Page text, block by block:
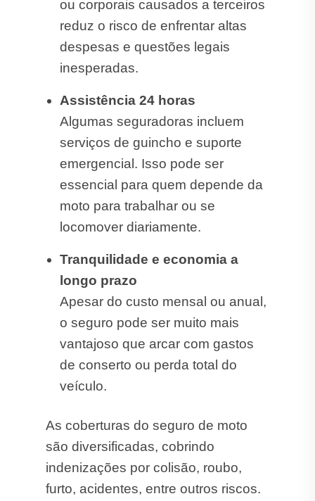
ou corporais causados a terceiros
reduz o risco de enfrentar altas
despesas e questões legais
inesperadas.
Assistência 24 horas
Algumas seguradoras incluem
serviços de guincho e suporte
emergencial. Isso pode ser
essencial para quem depende da
moto para trabalhar ou se
locomover diariamente.
Tranquilidade e economia a
longo prazo
Apesar do custo mensal ou anual,
o seguro pode ser muito mais
vantajoso que arcar com gastos
de conserto ou perda total do
veículo.
As coberturas do seguro de moto
são diversificadas, cobrindo
indenizações por colisão, roubo,
furto, acidentes, entre outros riscos.